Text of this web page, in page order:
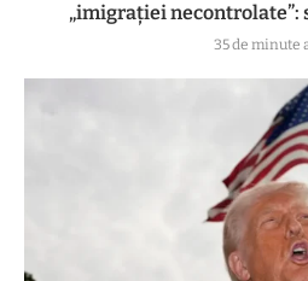
„imigrației necontrolate”:
35 de minute